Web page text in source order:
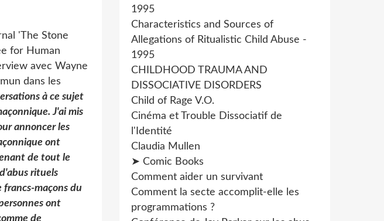
'The Stone
for Human
avec Wayne
dans les
à ce sujet
J'ai mis
annoncer les
ont
de tout le
rituels
maçons du
ont
de
1995
Characteristics and Sources of
Allegations of Ritualistic Child Abuse -
1995
CHILDHOOD TRAUMA AND
DISSOCIATIVE DISORDERS
Child of Rage V.O.
Cinéma et Trouble Dissociatif de
l'Identité
Claudia Mullen
➤ Comic Books
Comment aider un survivant
Comment la secte accomplit-elle les
programmations ?